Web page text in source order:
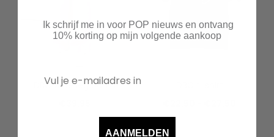
DBC wide leg pants
Ik schrijf me in voor POP nieuws en ontvang
10% korting op mijn volgende aankoop
AANMELDEN